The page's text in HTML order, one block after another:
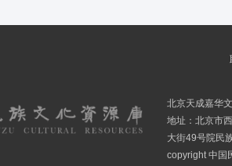
北京天成嘉华
地址：北京市
大街49号院民
copyright 中国